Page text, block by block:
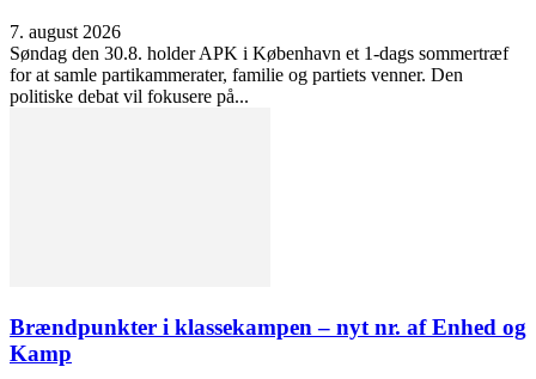
7. august 2026
Søndag den 30.8. holder APK i København et 1-dags sommertræf
for at samle partikammerater, familie og partiets venner. Den
politiske debat vil fokusere på...
Brændpunkter i klassekampen – nyt nr. af Enhed og
Kamp